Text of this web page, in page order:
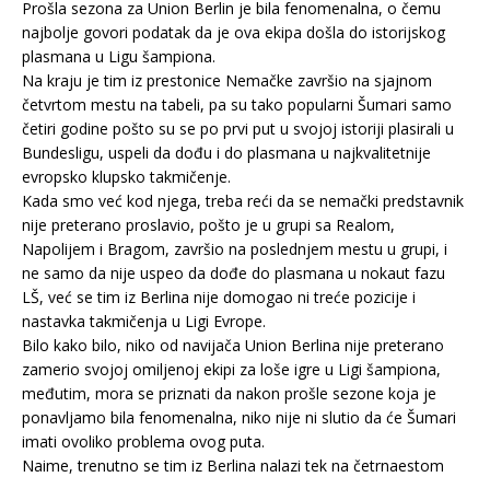
Prošla sezona za Union Berlin je bila fenomenalna, o čemu
najbolje govori podatak da je ova ekipa došla do istorijskog
plasmana u Ligu šampiona.
Na kraju je tim iz prestonice Nemačke završio na sjajnom
četvrtom mestu na tabeli, pa su tako popularni Šumari samo
četiri godine pošto su se po prvi put u svojoj istoriji plasirali u
Bundesligu, uspeli da dođu i do plasmana u najkvalitetnije
evropsko klupsko takmičenje.
Kada smo već kod njega, treba reći da se nemački predstavnik
nije preterano proslavio, pošto je u grupi sa Realom,
Napolijem i Bragom, završio na poslednjem mestu u grupi, i
ne samo da nije uspeo da dođe do plasmana u nokaut fazu
LŠ, već se tim iz Berlina nije domogao ni treće pozicije i
nastavka takmičenja u Ligi Evrope.
Bilo kako bilo, niko od navijača Union Berlina nije preterano
zamerio svojoj omiljenoj ekipi za loše igre u Ligi šampiona,
međutim, mora se priznati da nakon prošle sezone koja je
ponavljamo bila fenomenalna, niko nije ni slutio da će Šumari
imati ovoliko problema ovog puta.
Naime, trenutno se tim iz Berlina nalazi tek na četrnaestom